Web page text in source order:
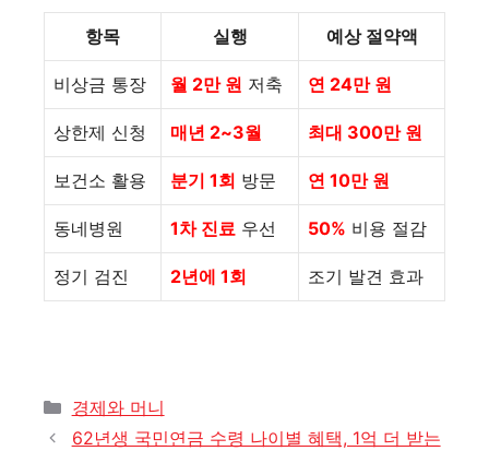
항목 실행 예상 절약액
비상금 통장 월 2만 원 저축 연 24만 원
상한제 신청 매년 2~3월 최대 300만 원
보건소 활용 분기 1회 방문 연 10만 원
동네병원 1차 진료 우선 50% 비용 절감
정기 검진 2년에 1회 조기 발견 효과
카
테
경제와 머니
62년생 국민연금 수령 나이별 혜택, 1억 더 받는